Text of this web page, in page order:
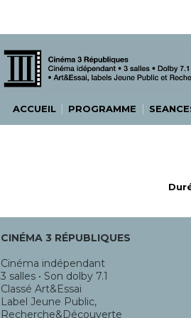
ACCUEIL | PROGRAMME |
CINÉMA 3 RÉPUBLIQUES
Cinéma indépendant
3 salles • Son dolby 7.1
Classé Art&Essai
Label Jeune Public,
Recherche&Découverte